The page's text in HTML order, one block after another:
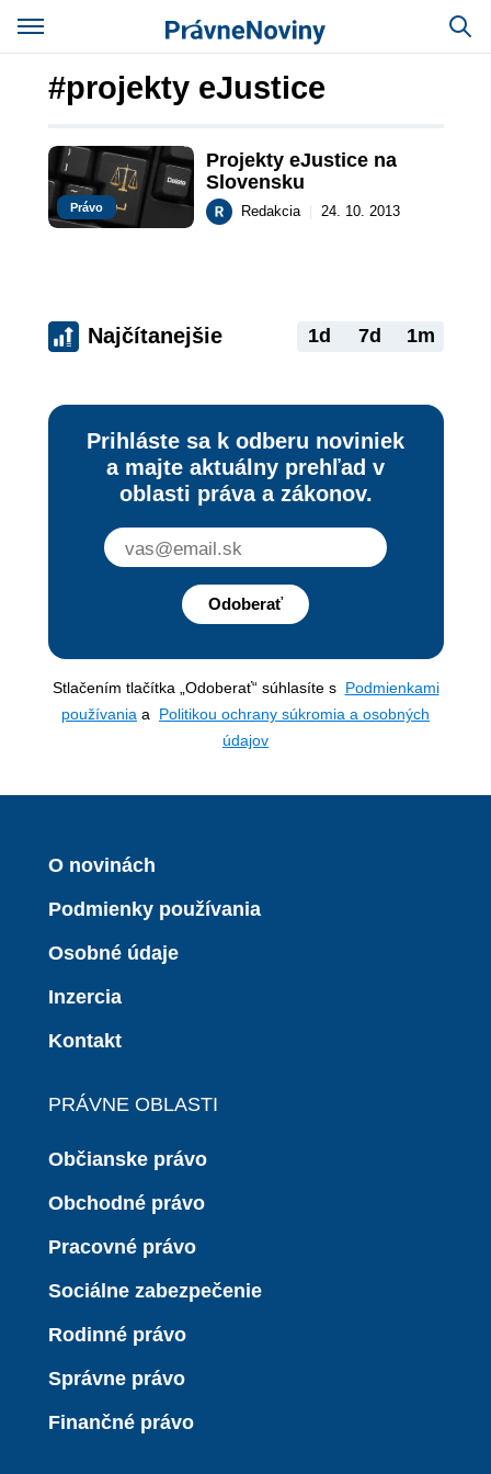
#projekty eJustice
Právo
Projekty eJustice na
Slovensku
Redakcia 24. 10. 2013
Najčítanejšie 1d 7d 1m
Prihláste sa k odberu noviniek
a majte aktuálny prehľad v
oblasti práva a zákonov.
Odoberať
Stlačením tlačítka „Odoberať“ súhlasíte s Podmienkami
používania a Politikou ochrany súkromia a osobných
údajov
O novinách
Podmienky používania
Osobné údaje
Inzercia
Kontakt
PRÁVNE OBLASTI
Občianske právo
Obchodné právo
Pracovné právo
Sociálne zabezpečenie
Rodinné právo
Správne právo
Finančné právo